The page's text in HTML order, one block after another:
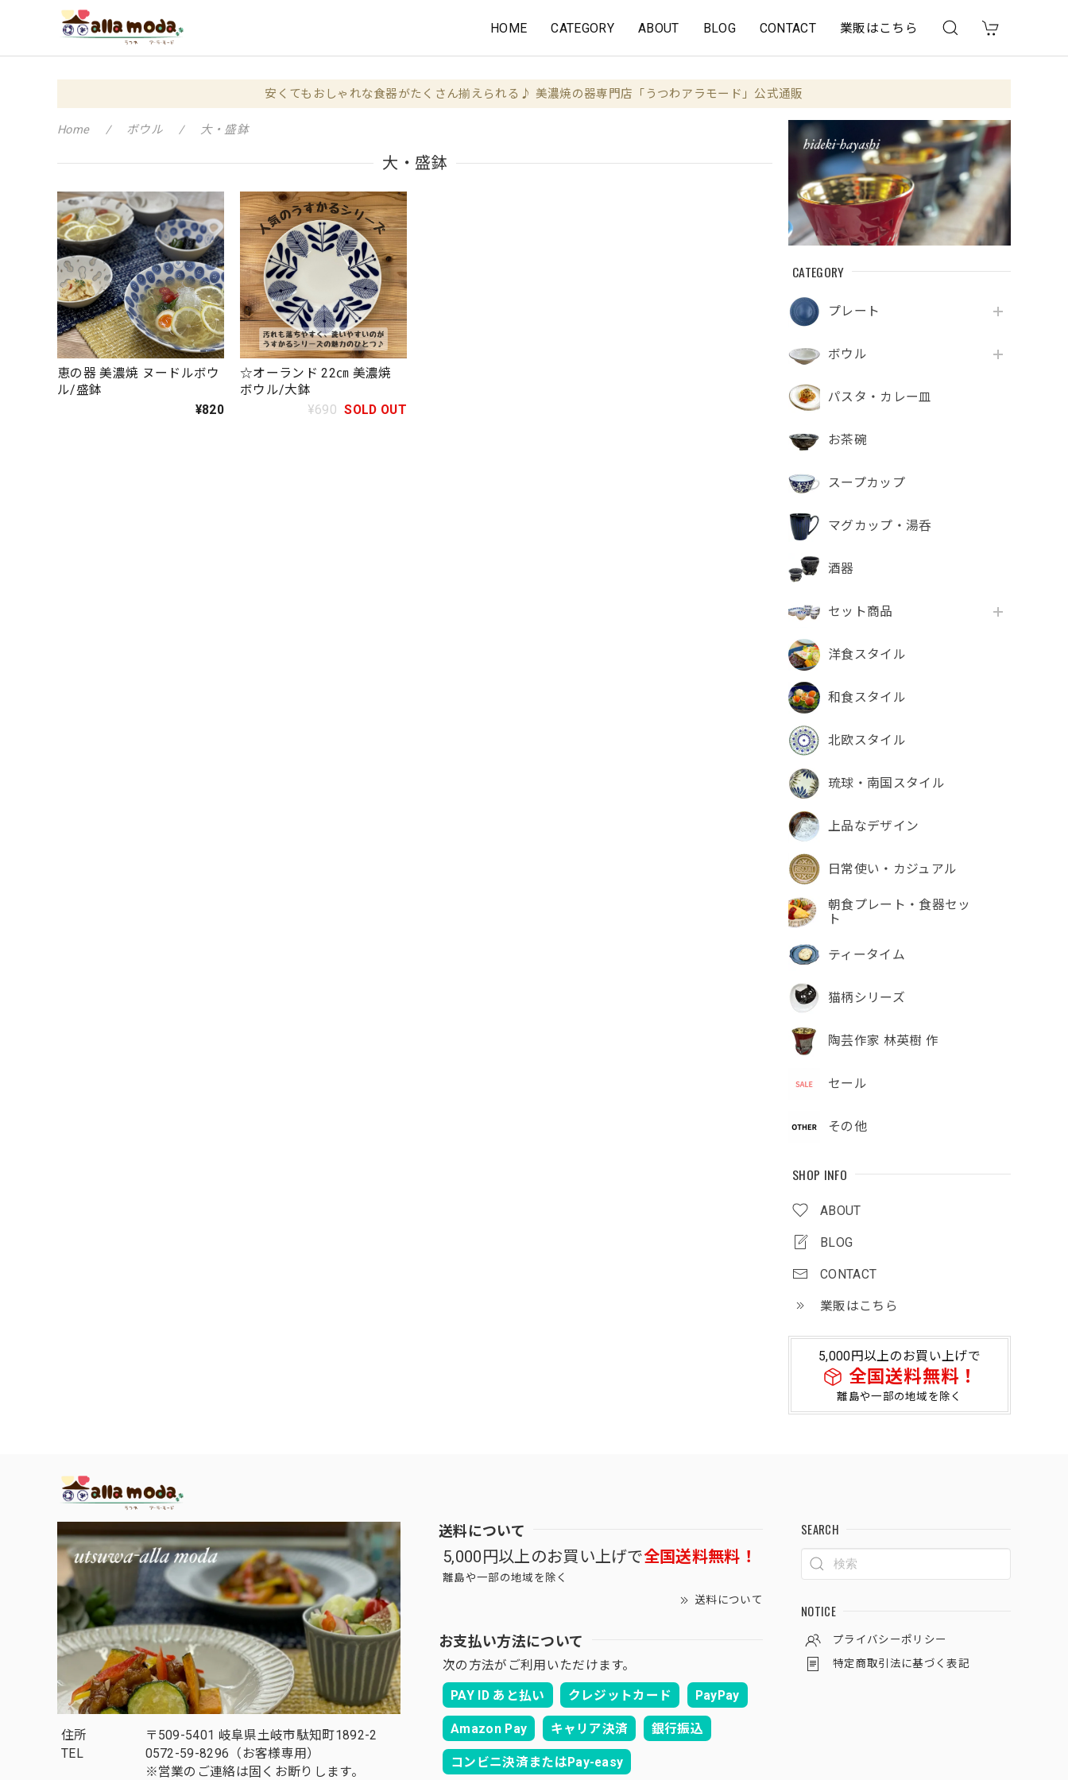
HOME CATEGORY ABOUT BLOG CONTACT 業販はこちら
安くてもおしゃれな食器がたくさん揃えられる♪ 美濃焼の器専門店「うつわアラモード」公式通販
CATEGORY
プレート
ボウル
パスタ・カレー皿
お茶碗
スープカップ
マグカップ・湯呑
酒器
セット商品
洋食スタイル
和食スタイル
北欧スタイル
琉球・南国スタイル
上品なデザイン
日常使い・カジュアル
朝食プレート・食器セッ
ト
ティータイム
猫柄シリーズ
陶芸作家 林英樹 作
セール
その他
SHOP INFO
ABOUT
BLOG
CONTACT
業販はこちら
5,000円以上のお買い上げで
全国送料無料！
離島や一部の地域を除く
Home ボウル 大・盛鉢
大・盛鉢
恵の器 美濃焼 ヌードルボウ
ル/盛鉢
¥820
☆オーランド 22㎝ 美濃焼
ボウル/大鉢
¥690 SOLD OUT
住所
〒509-5401 岐阜県土岐市駄知町1892-2
TEL
0572-59-8296（お客様専用）
※営業のご連絡は固くお断りします。
送料について
5,000円以上のお買い上げで全国送料無料！
離島や一部の地域を除く
送料について
お支払い方法について
次の方法がご利用いただけます。
PAY ID あと払い
クレジットカード PayPay
Amazon Pay キャリア決済 銀行振込
コンビニ決済またはPay-easy
SEARCH
NOTICE
プライバシーポリシー
特定商取引法に基づく表記